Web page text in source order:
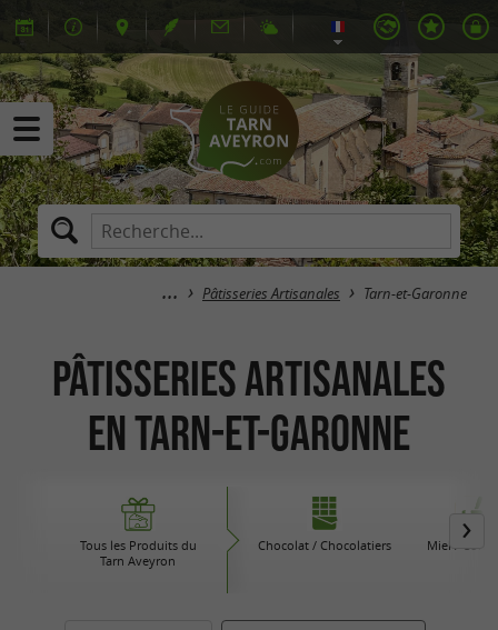
Pâtisseries Artisanales Tarn-et-Garonne
Pâtisseries Artisanales
en Tarn-et-Garonne
Tous les Produits du
Tarn Aveyron
Chocolat / Chocolatiers Miel /